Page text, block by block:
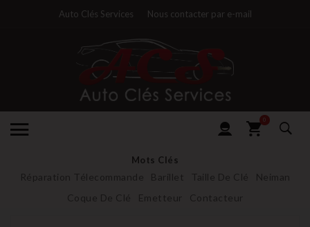
Auto Clés Services Nous contacter par e-mail
0
Mots Clés
Réparation Télecommande Barillet Taille De Clé
Neiman
Coque De Clé
Emetteur Contacteur